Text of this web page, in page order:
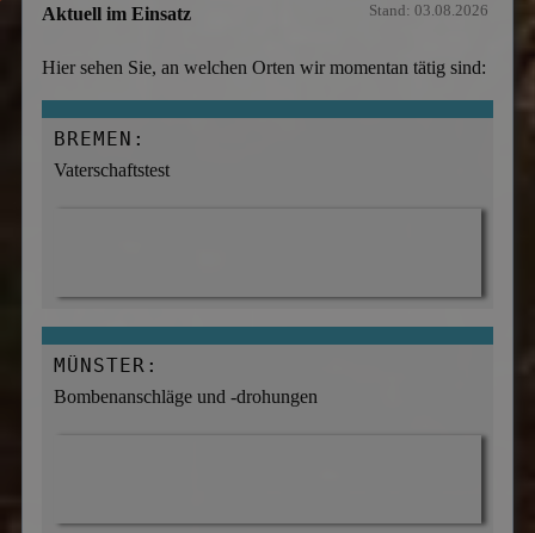
Aktuell im Einsatz Stand: 03.08.2026
Hier sehen Sie, an welchen Orten wir momentan tätig sind:
BREMEN:
Vaterschaftstest
MÜNSTER:
Bombenanschläge und -drohungen